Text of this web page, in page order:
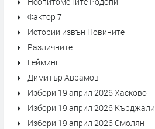
Фактор 7
Истории извън Новините
Различните
Гейминг
Димитър Аврамов
Избори 19 април 2026 Хасково
Избори 19 април 2026 Кърджали
Избори 19 април 2026 Смолян